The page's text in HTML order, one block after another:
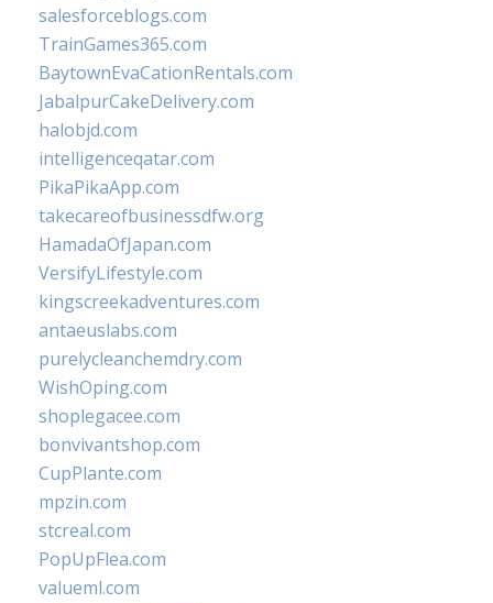
salesforceblogs.com
TrainGames365.com
BaytownEvaCationRentals.com
JabalpurCakeDelivery.com
halobjd.com
intelligenceqatar.com
PikaPikaApp.com
takecareofbusinessdfw.org
HamadaOfJapan.com
VersifyLifestyle.com
kingscreekadventures.com
antaeuslabs.com
purelycleanchemdry.com
WishOping.com
shoplegacee.com
bonvivantshop.com
CupPlante.com
mpzin.com
stcreal.com
PopUpFlea.com
valueml.com